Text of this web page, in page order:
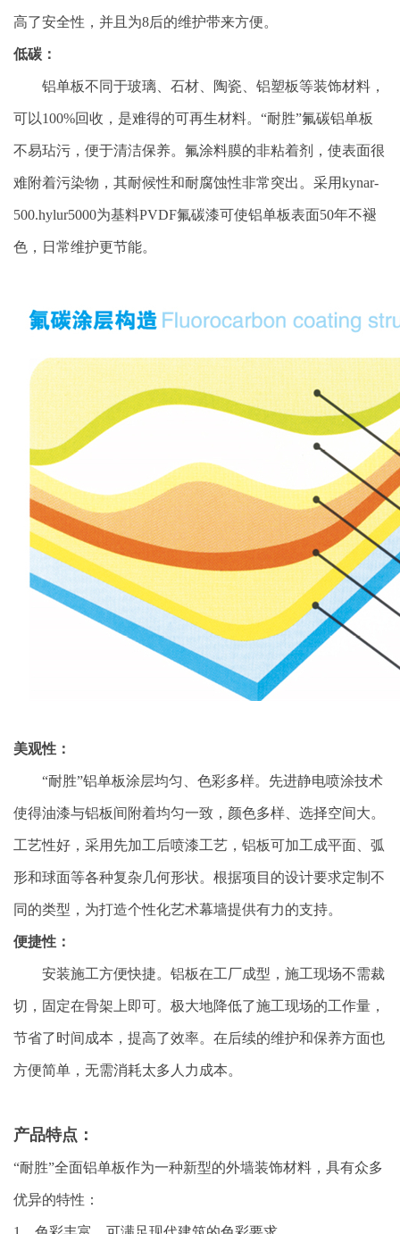
高了安全性，并且为8后的维护带来方便。
低碳：
铝单板不同于玻璃、石材、陶瓷、铝塑板等装饰材料，
可以100%回收，是难得的可再生材料。“耐胜”氟碳铝单板
不易玷污，便于清洁保养。氟涂料膜的非粘着剂，使表面很
难附着污染物，其耐候性和耐腐蚀性非常突出。采用kynar-
500.hylur5000为基料PVDF氟碳漆可使铝单板表面50年不褪
色，日常维护更节能。
美观性：
“耐胜”铝单板涂层均匀、色彩多样。先进静电喷涂技术
使得油漆与铝板间附着均匀一致，颜色多样、选择空间大。
工艺性好，采用先加工后喷漆工艺，铝板可加工成平面、弧
形和球面等各种复杂几何形状。根据项目的设计要求定制不
同的类型，为打造个性化艺术幕墙提供有力的支持。
便捷性：
安装施工方便快捷。铝板在工厂成型，施工现场不需裁
切，固定在骨架上即可。极大地降低了施工现场的工作量，
节省了时间成本，提高了效率。在后续的维护和保养方面也
方便简单，无需消耗太多人力成本。
产品特点：
“耐胜”全面铝单板作为一种新型的外墙装饰材料，具有众多
优异的特性：